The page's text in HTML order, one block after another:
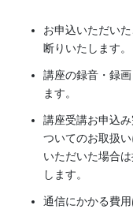
お申込いただい
断りいたします。
講座の録音・録
ます。
講座受講お申込
ついてのお取扱
いただいた場合
します。
通信にかかる費